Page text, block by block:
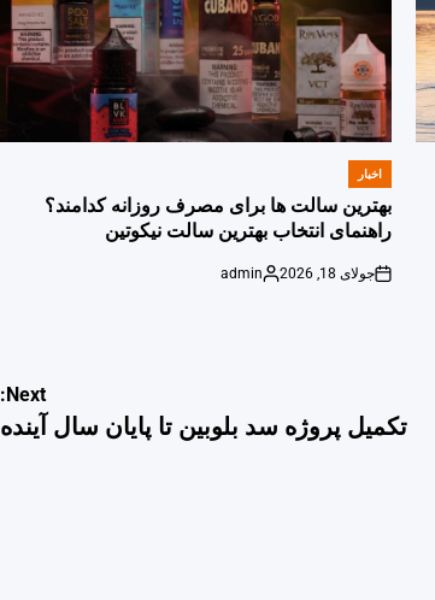
POSTED
اخبار
بهترین سالت ها برای مصرف روزانه کدامند؟
راهنمای انتخاب بهترین سالت نیکوتین
on
جولای 18, 2026
Posted
admin
Next:
تکمیل پروژه سد بلوبین تا پایان سال آینده